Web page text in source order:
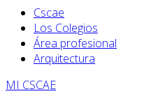
Cscae
Los Colegios
Área profesional
Arquitectura
MI CSCAE